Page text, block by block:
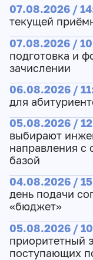
07.08.2026 /
текущей
07.08.2026 /
подготовка и
зачислении
06.08.2026 /
для
05.08.2026 /
выбирают
направления с
базой
04.08.2026 /
день подачи
«бюджет»
05.08.2026 /
приоритетный
поступающих